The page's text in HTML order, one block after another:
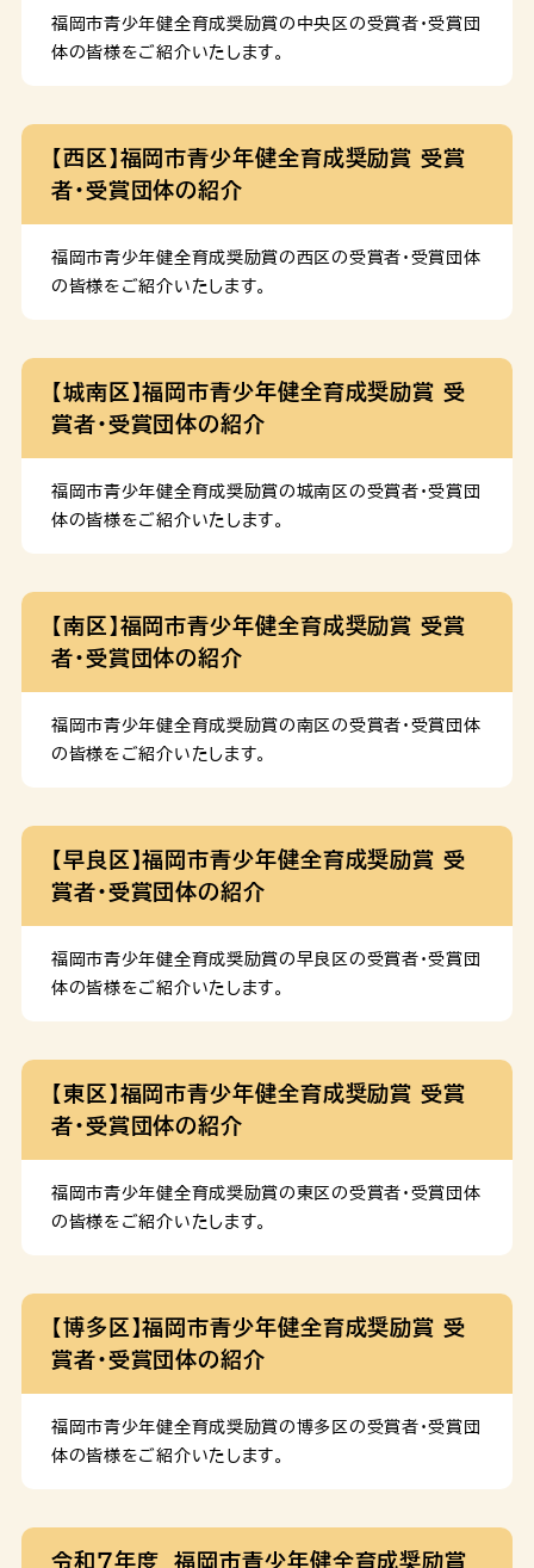
に属する方 ６．児童福祉法第２２条の規定による助産施
設への入所措置を受けていない方 対象となる疾病 １．
３０日以内に申請が必要です。ただし、入院期間が２１日
を超える場合は、入院した日から起算して２２日目以後３
福岡市青少年健全育成奨励賞の中央区の受賞者・受賞団
体の皆様をご紹介いたします。
【西区】福岡市青少年健全育成奨励賞 受賞
者・受賞団体の紹介
福岡市青少年健全育成奨励賞の西区の受賞者・受賞団体
の皆様をご紹介いたします。
【城南区】福岡市青少年健全育成奨励賞 受
賞者・受賞団体の紹介
福岡市青少年健全育成奨励賞の城南区の受賞者・受賞団
体の皆様をご紹介いたします。
【南区】福岡市青少年健全育成奨励賞 受賞
者・受賞団体の紹介
福岡市青少年健全育成奨励賞の南区の受賞者・受賞団体
の皆様をご紹介いたします。
【早良区】福岡市青少年健全育成奨励賞 受
賞者・受賞団体の紹介
福岡市青少年健全育成奨励賞の早良区の受賞者・受賞団
体の皆様をご紹介いたします。
【東区】福岡市青少年健全育成奨励賞 受賞
者・受賞団体の紹介
福岡市青少年健全育成奨励賞の東区の受賞者・受賞団体
の皆様をご紹介いたします。
【博多区】福岡市青少年健全育成奨励賞 受
賞者・受賞団体の紹介
福岡市青少年健全育成奨励賞の博多区の受賞者・受賞団
体の皆様をご紹介いたします。
令和７年度 福岡市青少年健全育成奨励賞